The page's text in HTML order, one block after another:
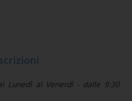
Lunedì al Venerdì - dalle 9:30